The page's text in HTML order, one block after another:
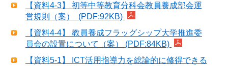
【資料4-3】 初等中等教育分科会教員養成部会運
営規則（案） (PDF:92KB)
【資料4-4】 教員養成フラッグシップ大学推進委
員会の設置について（案） (PDF:84KB)
【資料5-1】 ICT活用指導力を総論的に修得できる